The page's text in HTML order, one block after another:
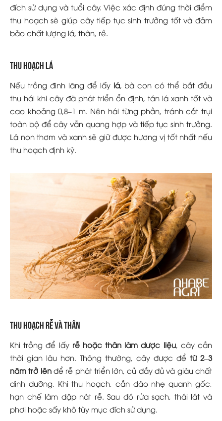
đích sử dụng và tuổi cây. Việc xác định đúng thời điểm
thu hoạch sẽ giúp cây tiếp tục sinh trưởng tốt và đảm
bảo chất lượng lá, thân, rễ.
Thu hoạch lá
Nếu trồng đinh lăng để lấy lá, bà con có thể bắt đầu
thu hái khi cây đã phát triển ổn định, tán lá xanh tốt và
cao khoảng 0,8–1 m. Nên hái từng phần, tránh cắt trụi
toàn bộ để cây vẫn quang hợp và tiếp tục sinh trưởng.
Lá non thơm và xanh sẽ giữ được hương vị tốt nhất nếu
thu hoạch định kỳ.
Thu hoạch rễ và thân
Khi trồng để lấy rễ hoặc thân làm dược liệu, cây cần
thời gian lâu hơn. Thông thường, cây được để từ 2–3
năm trở lênđể rễ phát triển lớn, củ đầy đủ và giàu chất
dinh dưỡng. Khi thu hoạch, cần đào nhẹ quanh gốc,
hạn chế làm dập nát rễ. Sau đó rửa sạch, thái lát và
phơi hoặc sấy khô tùy mục đích sử dụng.